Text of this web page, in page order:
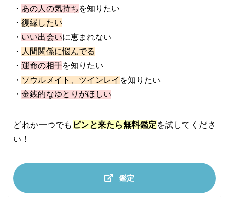
・ あの人の気持ち を知りたい
・ 復縁したい
・ いい出会いに恵まれない
・ 人間関係に悩んでる
・ 運命の相手を知りたい
・ ソウルメイト、ツインレイ を知りたい
・ 金銭的なゆとりがほしい
どれか一つでも ピンと来たら無料鑑定 を試してくださ
い！
鑑定